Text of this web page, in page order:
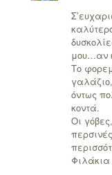
μου…αν
Το
όντως
κοντά.
Οι